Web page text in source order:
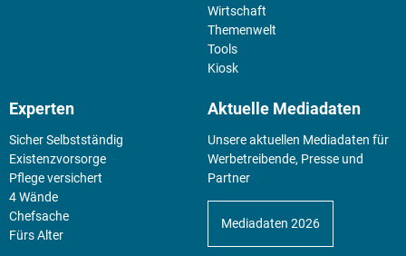
Wirtschaft
Themenwelt
Tools
Kiosk
Experten
Sicher Selbstständig
Existenz­vorsorge
Pflege versichert
4 Wände
Chefsache
Fürs Alter
Aktuelle Mediadaten
Unsere aktuellen Mediadaten für
Werbetreibende, Presse und
Partner
Mediadaten 2026